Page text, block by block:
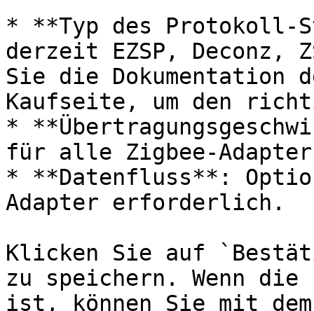
* **Typ des Protokoll-
derzeit EZSP, Deconz,
Sie die Dokumentation
Kaufseite, um den
*
für alle Zigbee-
* **Datenfluss**:
Adapter erforderlich.
Klicken Sie auf
zu speichern. Wenn
ist, können Sie mit